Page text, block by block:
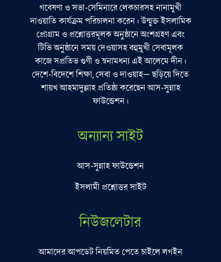
গবেষণা ও সভা-সেমিনারে লেকচারসহ নানামুখী
দাওয়াতি কার্যক্রম পরিচালনা করেন। উন্মুক্ত ইসলামিক
প্রোগ্রাম ও প্রশ্নোত্তরমূলক অনুষ্ঠানে অংশগ্রহণ এবং
টিভি অনুষ্ঠানে সময় দেওয়াসহ বহুমুখী সেবামূলক
কাজে সপ্রতিভ গুণী ও স্বনামধন্য এই আলেমে দীন।
দেশে-বিদেশে শিক্ষা, সেবা ও দাওয়াহ— ছড়িয়ে দিতে
শায়খ আহমাদুল্লাহ প্রতিষ্ঠা করেছেন আস-সুন্নাহ
ফাউন্ডেশন।
অন্যান্য সাইট
আস-সুন্নাহ ফাউন্ডেশন
ইসলামী প্রশ্নোত্তর সাইট
নিউজলেটার
আমাদের আপডেট নিয়মিত পেতে চাইলে লগইন